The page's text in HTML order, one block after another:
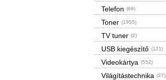
Telefon (68)
Toner (1955)
TV tuner (2)
USB kiegészítő (121)
Videokártya (552)
Világítástechnika (27)